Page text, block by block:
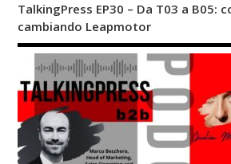
TalkingPress EP30 – Da T03 a B05:
cambiando Leapmotor